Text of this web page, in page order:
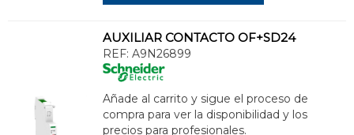
AUXILIAR CONTACTO OF+SD24
REF: A9N26899
Añade al carrito y sigue el proceso de
compra para ver la disponibilidad y los
precios para profesionales.